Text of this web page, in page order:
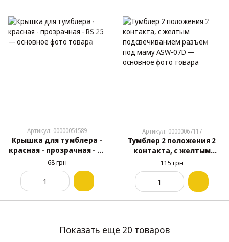
Артикул: 00000051589
Крышка для тумблера -
красная - прозрачная - RS
25
68 грн
Артикул: 00000067117
Тумблер 2 положения 2
контакта, с желтым
подсвечиванием разъем
под маму ASW-07D
115 грн
Показать еще 20 товаров